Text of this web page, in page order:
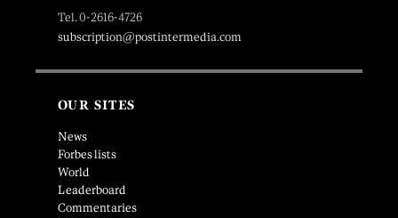
Tel. 0-2616-4726
subscription@postintermedia.com
OUR SITES
News
Forbes lists
World
Leaderboard
Commentaries